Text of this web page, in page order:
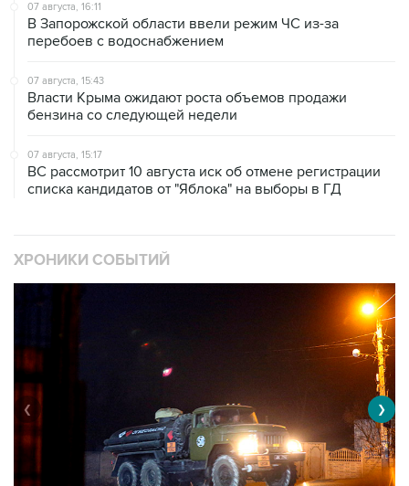
07 августа, 16:11
В Запорожской области ввели режим ЧС из-за
перебоев с водоснабжением
07 августа, 15:43
Власти Крыма ожидают роста объемов продажи
бензина со следующей недели
07 августа, 15:17
ВС рассмотрит 10 августа иск об отмене регистрации
списка кандидатов от "Яблока" на выборы в ГД
ХРОНИКИ СОБЫТИЙ
❮ ❯